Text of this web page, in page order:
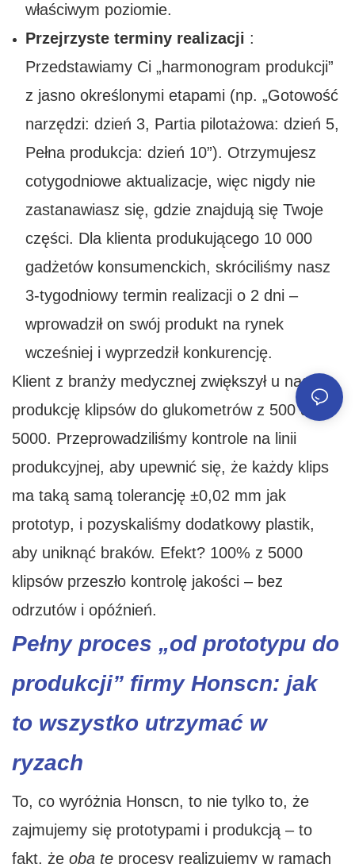
właściwym poziomie.
Przejrzyste terminy realizacji :
Przedstawiamy Ci „harmonogram produkcji”
z jasno określonymi etapami (np. „Gotowość
narzędzi: dzień 3, Partia pilotażowa: dzień 5,
Pełna produkcja: dzień 10”). Otrzymujesz
cotygodniowe aktualizacje, więc nigdy nie
zastanawiasz się, gdzie znajdują się Twoje
części. Dla klienta produkującego 10 000
gadżetów konsumenckich, skróciliśmy nasz
3-tygodniowy termin realizacji o 2 dni –
wprowadził on swój produkt na rynek
wcześniej i wyprzedził konkurencję.
Klient z branży medycznej zwiększył u nas
produkcję klipsów do glukometrów z 500 do
5000. Przeprowadziliśmy kontrole na linii
produkcyjnej, aby upewnić się, że każdy klips
ma taką samą tolerancję ±0,02 mm jak
prototyp, i pozyskaliśmy dodatkowy plastik,
aby uniknąć braków. Efekt? 100% z 5000
klipsów przeszło kontrolę jakości – bez
odrzutów i opóźnień.
Pełny proces „od prototypu do
produkcji” firmy Honscn: jak
to wszystko utrzymać w
ryzach
To, co wyróżnia Honscn, to nie tylko to, że
zajmujemy się prototypami i produkcją – to
fakt, że oba te procesy realizujemy w ramach